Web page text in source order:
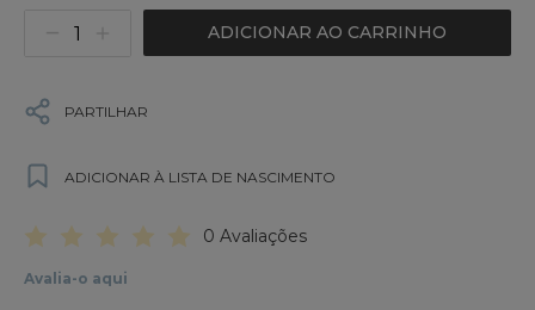
ADICIONAR AO CARRINHO
PARTILHAR
ADICIONAR À LISTA DE NASCIMENTO
0 Avaliações
Avalia-o aqui